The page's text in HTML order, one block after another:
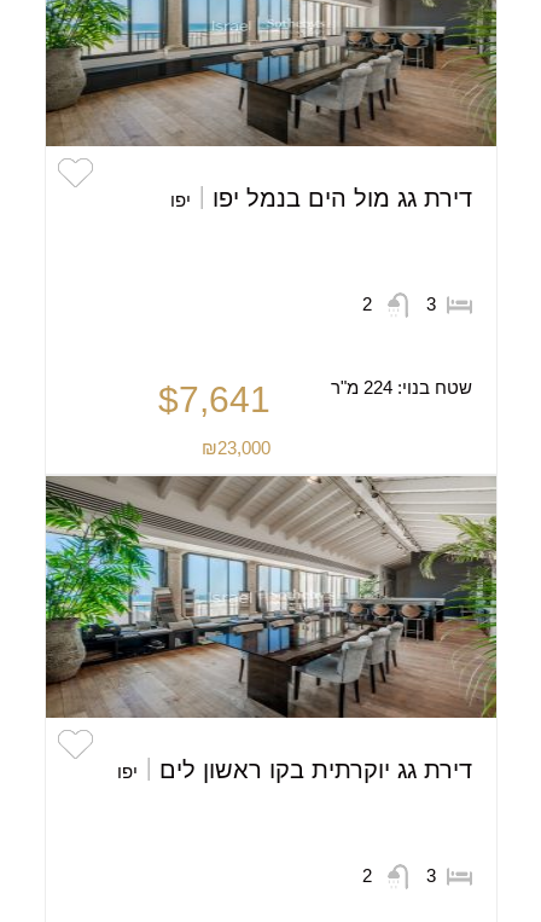
דירת גג מול הים בנמל יפו יפו
3
2
שטח בנוי:224 מ"ר $7,641
₪23,000
דירת גג יוקרתית בקו ראשון לים יפו
3
2